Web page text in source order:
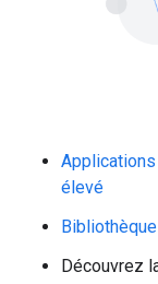
élevé
Découvrez